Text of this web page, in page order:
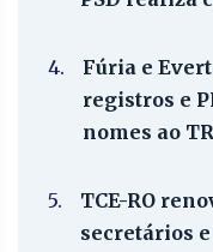
4.
Fúria e
registros e
nomes ao
5.
TCE-RO
secretários